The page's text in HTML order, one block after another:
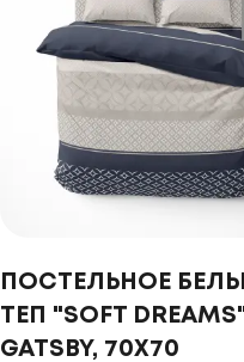
ПОСТЕЛЬНОЕ
ТЕП "SOFT
GATSBY, 70X70